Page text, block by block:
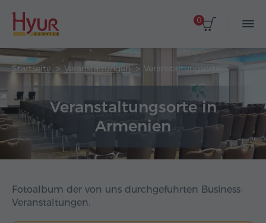
0
Startseite Veranstaltungen Veranstaltungsorte
Veranstaltungsorte in
Armenien
Fotoalbum der von uns durchgefuhrten Business-
Veranstaltungen.